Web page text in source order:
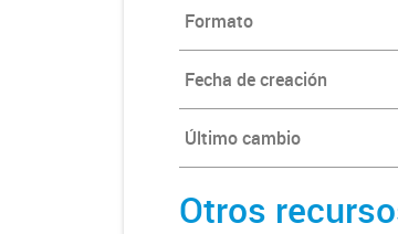
Formato
Fecha de creación
Último cambio
Otros